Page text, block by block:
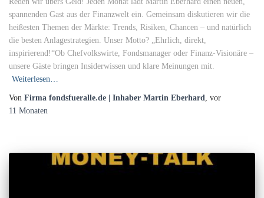
spannenden Gast aus der Finanzwelt ein. Gemeinsam diskutieren wir die
heißesten Themen der Märkte: Trends, Risiken, Chancen – und natürlich
die besten Anlagestrategien. Unser Motto? „Ehrlich, direkt,
inspirierend!“Ob Chefvolkswirte, Fondsmanager oder Finanz-Visionäre –
unsere Gäste bringen Insiderwissen und klare Meinungen mit.
Weiterlesen…
Von Firma fondsfueralle.de | Inhaber Martin Eberhard, vor
11 Monaten